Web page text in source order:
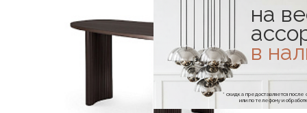
на
в
* скидка предоставляется
или по телефону и